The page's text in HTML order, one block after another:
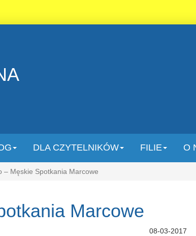
DLA CZYTELNIKÓW FILIE O
– Męskie Spotkania Marcowe
Marcowe
08-03-2017